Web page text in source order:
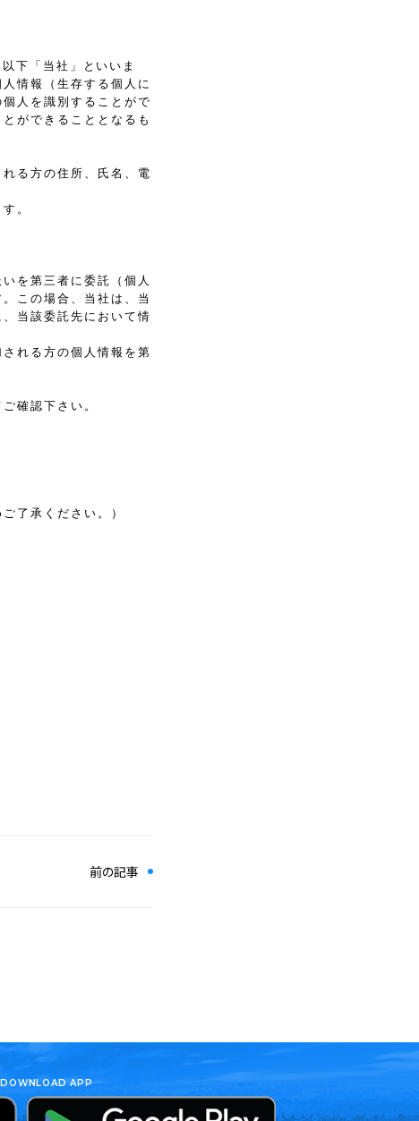
下「当社」といいま
情報（生存する個人に
人を識別することがで
ができることとなるも
る方の住所、氏名、電
。
を第三者に委託（個人
この場合、当社は、当
当該委託先において情
れる方の個人情報を第
確認下さい。
了承ください。）
前の記事
DOWNLOAD APP